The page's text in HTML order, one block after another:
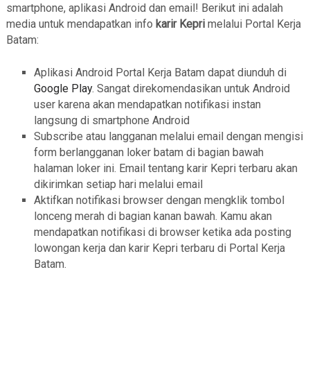
smartphone, aplikasi Android dan email! Berikut ini adalah
media untuk mendapatkan info karir Keprimelalui Portal Kerja
Batam:
Aplikasi Android Portal Kerja Batam dapat diunduh di
Google Play. Sangat direkomendasikan untuk Android
user karena akan mendapatkan notifikasi instan
langsung di smartphone Android
Subscribe atau langganan melalui email dengan mengisi
form berlangganan loker batam di bagian bawah
halaman loker ini. Email tentang karir Kepri terbaru akan
dikirimkan setiap hari melalui email
Aktifkan notifikasi browser dengan mengklik tombol
lonceng merah di bagian kanan bawah. Kamu akan
mendapatkan notifikasi di browser ketika ada posting
lowongan kerja dan karir Kepri terbaru di Portal Kerja
Batam.